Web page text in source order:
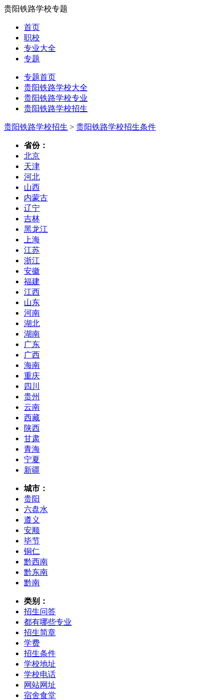
贵阳铁路学校专题
首页
职校
专业大全
专题
专题首页
贵阳铁路学校大全
贵阳铁路学校专业
贵阳铁路学校招生
贵阳铁路学校招生 > 贵阳铁路学校招生条件
省份：
北京
天津
河北
山西
内蒙古
辽宁
吉林
黑龙江
上海
江苏
浙江
安徽
福建
江西
山东
河南
湖北
湖南
广东
广西
海南
重庆
四川
贵州
云南
西藏
陕西
甘肃
青海
宁夏
新疆
城市：
贵阳
六盘水
遵义
安顺
毕节
铜仁
黔西南
黔东南
黔南
类别：
招生问答
都有哪些专业
招生简章
学费
招生条件
学校地址
学校电话
网站网址
宿舍食堂